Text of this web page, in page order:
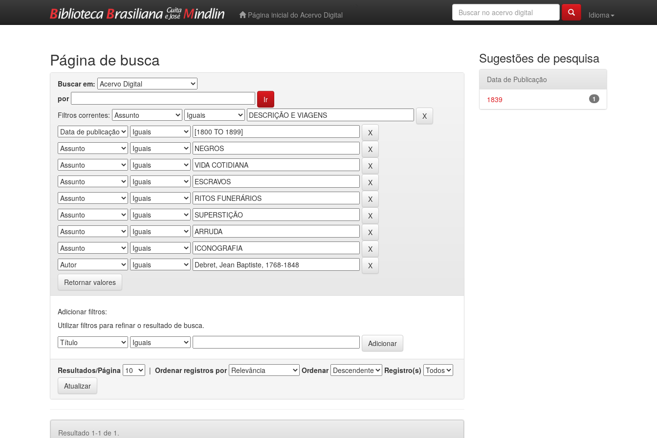
Página inicial do Acervo Digital
Idioma
Página de busca
Buscar em:
por
Filtros correntes:
Retornar valores
Adicionar filtros:
Utilizar filtros para refinar o resultado de busca.
Resultados/Página | Ordenar registros por Ordenar Registro(s)
Resultado 1-1 de 1.
Sugestões de pesquisa
Data de Publicação
1
1839